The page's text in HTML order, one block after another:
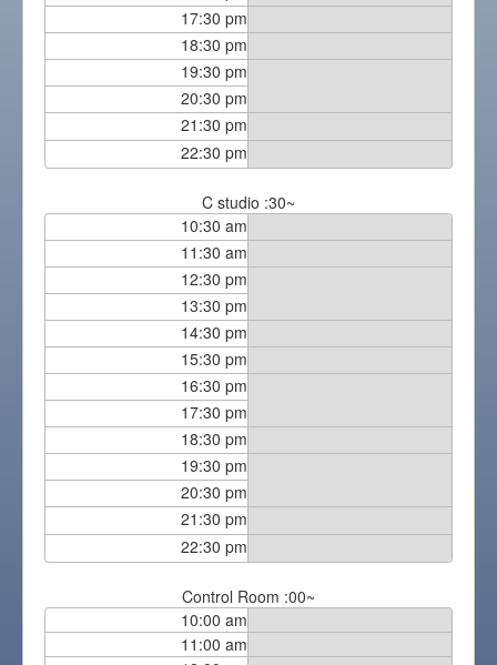
17:30 pm
18:30 pm
19:30 pm
20:30 pm
21:30 pm
22:30 pm
C studio :30~
10:30 am
11:30 am
12:30 pm
13:30 pm
14:30 pm
15:30 pm
16:30 pm
17:30 pm
18:30 pm
19:30 pm
20:30 pm
21:30 pm
22:30 pm
Control Room :00~
10:00 am
11:00 am